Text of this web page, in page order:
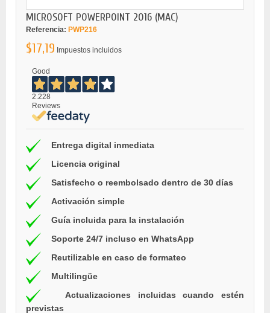
MICROSOFT POWERPOINT 2016 (MAC)
Referencia: PWP216
$17,19 Impuestos incluidos
Good
2.228
Reviews
Entrega digital inmediata
Licencia original
Satisfecho o reembolsado dentro de 30 días
Activación simple
Guía incluida para la instalación
Soporte 24/7 incluso en WhatsApp
Reutilizable en caso de formateo
Multilingüe
Actualizaciones incluidas cuando estén
previstas